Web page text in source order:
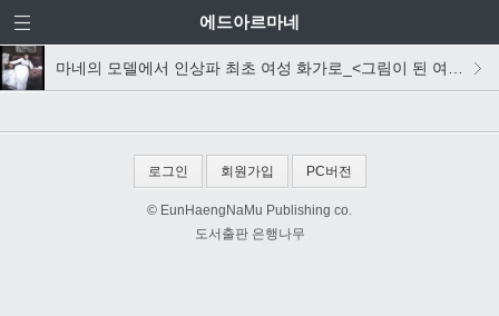
에드아르마네
마네의 모델에서 인상파 최초 여성 화가로_<그림이 된 여인>
로그인 회원가입 PC버전
© EunHaengNaMu Publishing co.
도서출판 은행나무